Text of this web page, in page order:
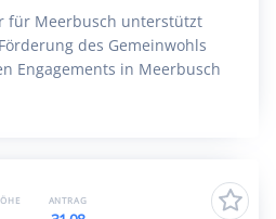
für Meerbusch unterstützt
des Gemeinwohls
Engagements in Meerbusch
ANTRAG